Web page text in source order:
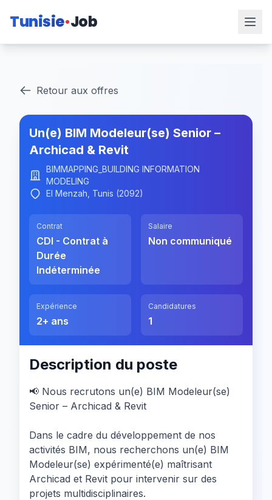
Tunisie Job
Retour aux offres
Un(e) BIM Modeleur(se) Senior –
Archicad & Revit
BIMMAPPING_BUILDING INFORMATION
MODELING
El Menzah, Tunis (2092)
Contrat
CDI - Contrat à
Durée
Indéterminée
Salaire
Non communiqué
Expérience
2+ ans
Candidatures
1
Description du poste
📢 Nous recrutons un(e) BIM Modeleur(se)
Senior – Archicad & Revit
Dans le cadre du développement de nos
activités BIM, nous recherchons un(e) BIM
Modeleur(se) expérimenté(e) maîtrisant
Archicad et Revit pour intervenir sur des
projets multidisciplinaires.